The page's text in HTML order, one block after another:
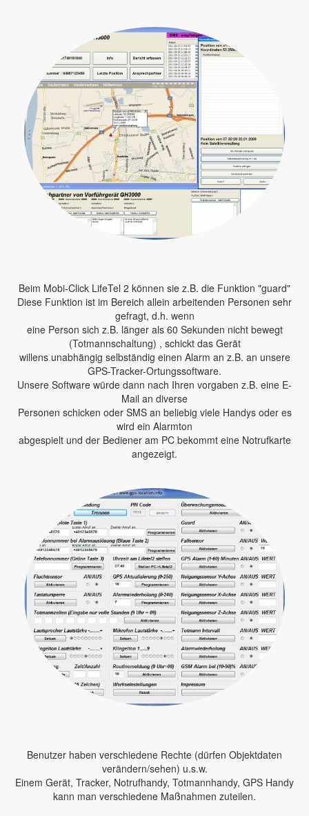
Beim Mobi-Click LifeTel 2 können sie z.B. die Funktion "guard"
Diese Funktion ist im Bereich allein arbeitenden Personen sehr
gefragt, d.h. wenn
eine Person sich z.B. länger als 60 Sekunden nicht bewegt
(Totmannschaltung) , schickt das Gerät
willens unabhängig selbständig einen Alarm an z.B. an unsere
GPS-Tracker-Ortungssoftware.
Unsere Software würde dann nach Ihren vorgaben z.B. eine E-
Mail an diverse
Personen schicken oder SMS an beliebig viele Handys oder es
wird ein Alarmton
abgespielt und der Bediener am PC bekommt eine Notrufkarte
angezeigt.
Benutzer haben verschiedene Rechte (dürfen Objektdaten
verändern/sehen) u.s.w.
Einem Gerät, Tracker, Notrufhandy, Totmannhandy, GPS Handy
kann man verschiedene Maßnahmen zuteilen.